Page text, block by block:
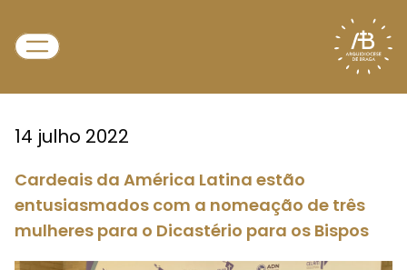
14 julho 2022
Cardeais da América Latina estão
entusiasmados com a nomeação de três
mulheres para o Dicastério para os Bispos